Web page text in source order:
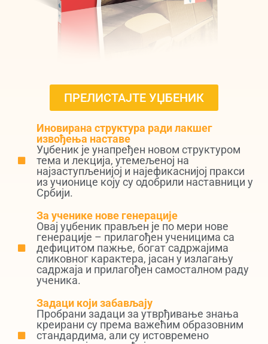
Иновирана структура ради лакшег
извођења наставе
Уџбеник је унапређен новом структуром
тема и лекција, утемељеној на
најзаступљенијој и најефикаснијој пракси
из учионице коју су одобрили наставници у
Србији.
За ученике нове генерације
Овај уџбеник прављен је по мери нове
генерације – прилагођен ученицима са
дефицитом пажње, богат садржајима
сликовног карактера, јасан у излагању
садржаја и прилагођен самосталном раду
ученика.
Задаци који забављају
Пробрани задаци за утврђивање знања
креирани су према важећим образовним
стандардима, али су истовремено
ПРЕЛИСТАЈТЕ УЏБЕНИК